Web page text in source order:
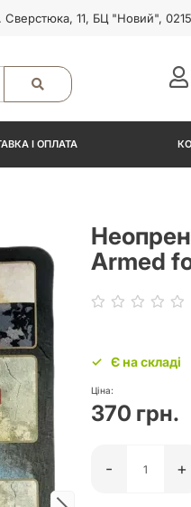
Сверстюка, 11, БЦ "Новий",
І ОПЛАТА
Armed
Є на складі
Ціна:
370 грн.
- +